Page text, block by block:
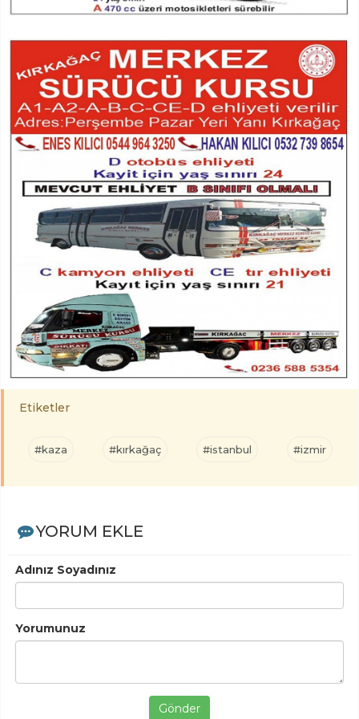
Etiketler
#kaza #kırkağaç #istanbul #izmir
YORUM EKLE
Adınız Soyadınız
Yorumunuz
Gönder